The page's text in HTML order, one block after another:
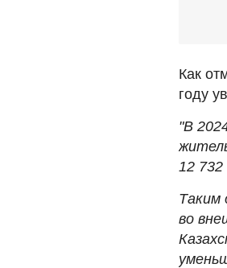
Как
году
"В
12 732
Таким
во